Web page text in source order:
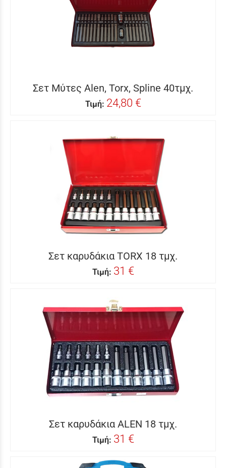
Σετ Μύτες Alen, Torx, Spline 40τμχ.
Τιμή: 24,80 €
Σετ καρυδάκια TORX 18 τμχ.
Τιμή: 31 €
Σετ καρυδάκια ALEN 18 τμχ.
Τιμή: 31 €